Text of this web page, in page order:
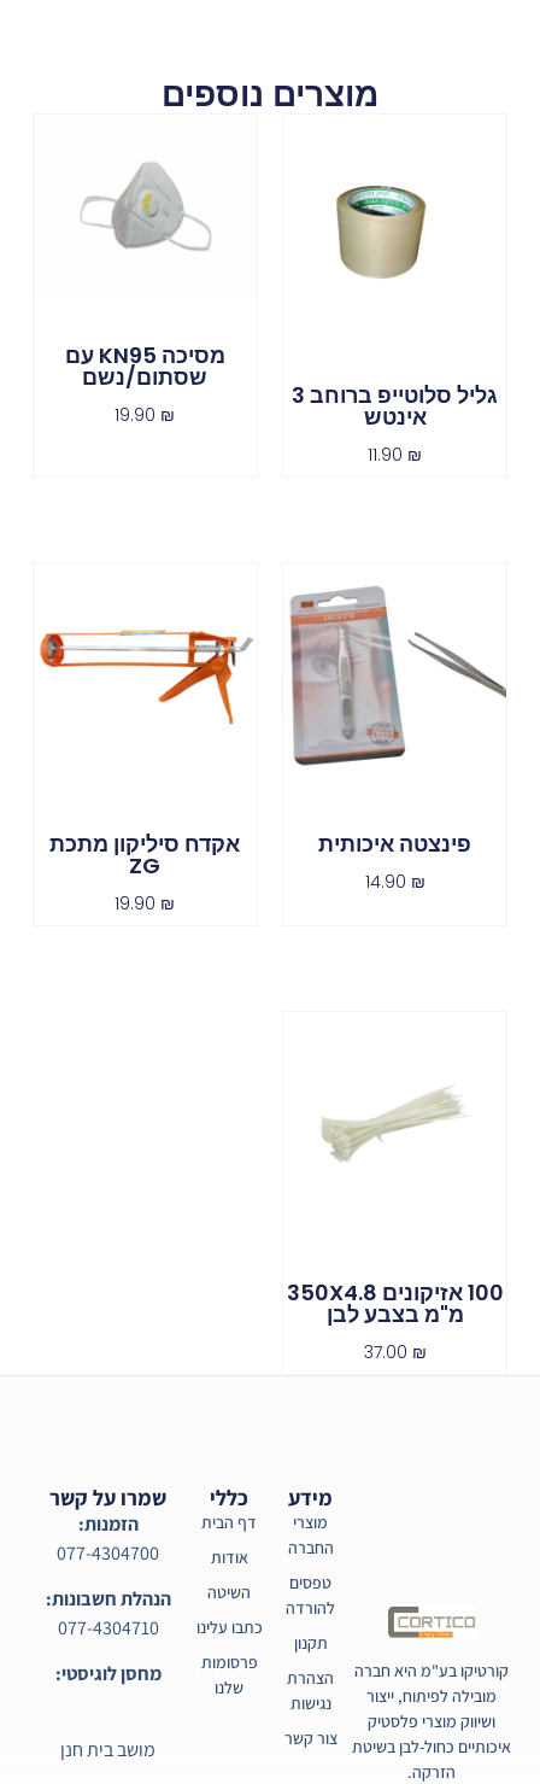
מוצרים נוספים
גליל סלוטייפ ברוחב 3
אינטש
11.90 ₪
מסיכה KN95 עם
שסתום/נשם
19.90 ₪
פינצטה איכותית
14.90 ₪
אקדח סיליקון מתכת
ZG
19.90 ₪
100 אזיקונים 350X4.8
מ"מ בצבע לבן
37.00 ₪
קורטיקו בע"מ היא חברה
מובילה לפיתוח, ייצור
ושיווק מוצרי פלסטיק
איכותיים כחול-לבן בשיטת
הזרקה.
כללי
דף הבית
אודות
השיטה
כתבו עלינו
פרסומות
שלנו
מידע
מוצרי
החברה
טפסים
להורדה
תקנון
הצהרת
נגישות
צור קשר
שמרו על קשר
הזמנות:
077-4304700
הנהלת חשבונות:
077-4304710
מחסן לוגיסטי:
מושב בית חנן